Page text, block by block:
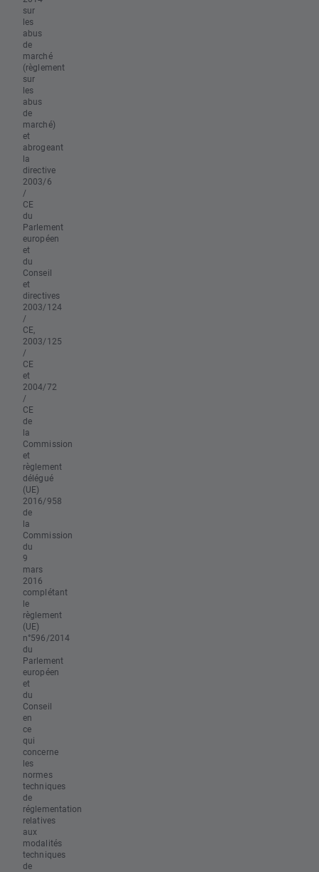
sur
les
abus
de
marché
(règlement
sur
les
abus
de
marché)
et
abrogeant
la
directive
2003/6
/
CE
du
Parlement
européen
et
du
Conseil
et
directives
2003/124
/
CE,
2003/125
/
CE
et
2004/72
/
CE
de
la
Commission
et
règlement
délégué
(UE)
2016/958
de
la
Commission
du
9
mars
2016
complétant
le
règlement
(UE)
n°596/2014
du
Parlement
européen
et
du
Conseil
en
ce
qui
concerne
les
normes
techniques
de
réglementation
relatives
aux
modalités
techniques
de